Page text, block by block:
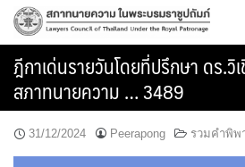
Skip
content
ฎีกาเด่นรายวันโดยที่ปรึกษา ดร.วิ
สภาทนายความ … 3489
31/12/2024 Peerapong รวมคำพิพ